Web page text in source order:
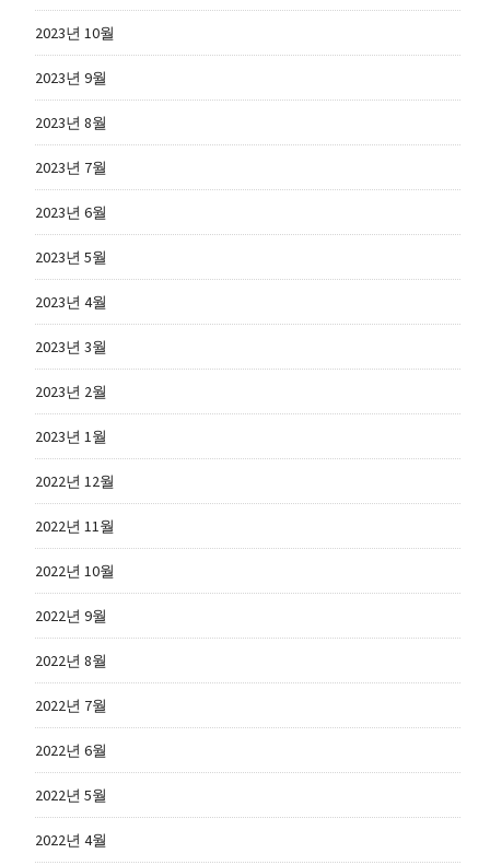
2023년 10월
2023년 9월
2023년 8월
2023년 7월
2023년 6월
2023년 5월
2023년 4월
2023년 3월
2023년 2월
2023년 1월
2022년 12월
2022년 11월
2022년 10월
2022년 9월
2022년 8월
2022년 7월
2022년 6월
2022년 5월
2022년 4월